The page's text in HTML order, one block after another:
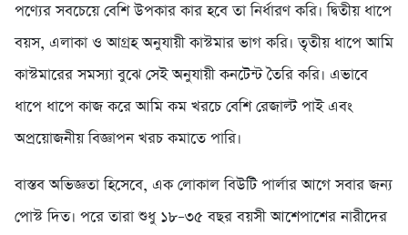
পণ্যের সবচেয়ে বেশি উপকার কার হবে তা নির্ধারণ করি। দ্বিতীয় ধাপে
বয়স, এলাকা ও আগ্রহ অনুযায়ী কাস্টমার ভাগ করি। তৃতীয় ধাপে আমি
কাস্টমারের সমস্যা বুঝে সেই অনুযায়ী কনটেন্ট তৈরি করি। এভাবে
ধাপে ধাপে কাজ করে আমি কম খরচে বেশি রেজাল্ট পাই এবং
অপ্রয়োজনীয় বিজ্ঞাপন খরচ কমাতে পারি।
বাস্তব অভিজ্ঞতা হিসেবে, এক লোকাল বিউটি পার্লার আগে সবার জন্য
পোস্ট দিত। পরে তারা শুধু ১৮–৩৫ বছর বয়সী আশেপাশের নারীদের